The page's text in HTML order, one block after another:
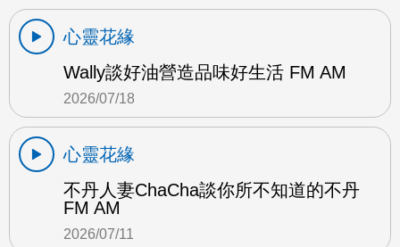
心靈花緣
Wally談好油營造品味好生活 FM AM
2026/07/18
心靈花緣
不丹人妻ChaCha談你所不知道的不丹
FM AM
2026/07/11